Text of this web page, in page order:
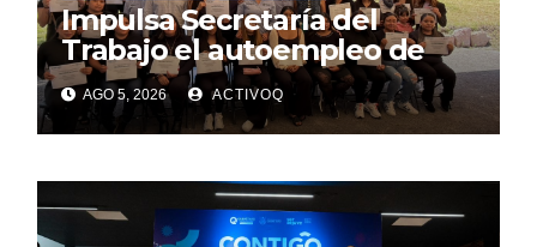
Impulsa Secretaría del
Trabajo el autoempleo de
mujeres en Huimilpan
AGO 5, 2026 ACTIVOQ